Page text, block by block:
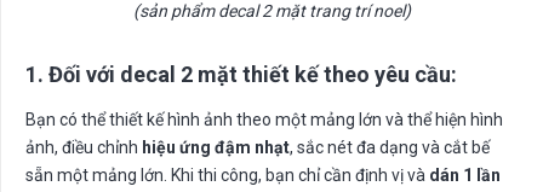
(sản phẩm decal 2 mặt trang trí noel)
1. Đối với decal 2 mặt thiết kế theo yêu cầu:
Bạn có thể thiết kế hình ảnh theo một mảng lớn và thể hiện hình
ảnh, điều chỉnh hiệu ứng đậm nhạt, sắc nét đa dạng và cắt bế
sẵn một mảng lớn. Khi thi công, bạn chỉ cần định vị và dán 1 lần